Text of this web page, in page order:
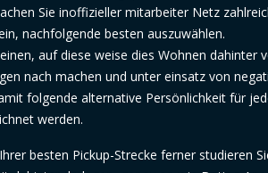
Sie inoffizieller mitarbeiter Netz
nachfolgende besten auszuwählen.
auf diese weise dies Wohnen
nach machen und unter einsatz von
folgende alternative Persönlichkeit für
werden.
besten Pickup-Strecke ferner studieren